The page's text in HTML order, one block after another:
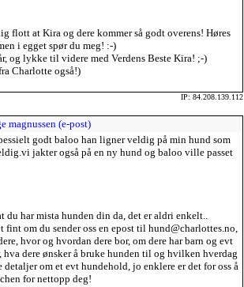
flott at Kira og dere kommer så godt overens! Høres
i egget spør du meg! :-)
og lykke til videre med Verdens Beste Kira! ;-)
Charlotte også!)
IP: 84.208.139.112
magnussen (e-post)
godt baloo han ligner veldig på min hund som
jakter også på en ny hund og baloo ville passet
du har mista hunden din da, det er aldri enkelt..
fint om du sender oss en epost til hund@charlottes.no,
hvor og hvordan dere bor, om dere har barn og evt
hva dere ønsker å bruke hunden til og hvilken hverdag
detaljer om et evt hundehold, jo enklere er det for oss å
for nettopp deg!